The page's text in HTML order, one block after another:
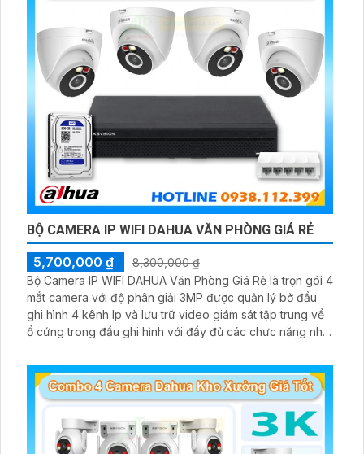
BỘ CAMERA IP WIFI DAHUA VĂN PHÒNG GIÁ RẺ
5,700,000 ₫
8,300,000 ₫
Bộ Camera IP WIFI DAHUA Văn Phòng Giá Rẻ là trọn gói 4
mắt camera với độ phân giải 3MP được quản lý bở đầu
ghi hình 4 kênh Ip và lưu trữ video giám sát tập trung về
ổ cứng trong đầu ghi hình với đầy đủ các chưc năng như
giám sát có màu vào ban đêm